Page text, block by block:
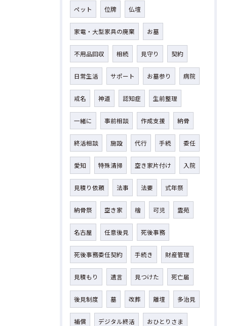
ペット 位牌 仏壇
家電・大型家具の廃棄 お墓
不用品回収 相続 見守り 契約
日常生活 サポート お墓参り 病院
戒名 神道 認知症 生前整理
一緒に 事前相談 作成支援 納骨
終活相談 施設 代行 手続 委任
愛知 特殊清掃 空き家片付け 入院
見積り依頼 法事 法要 式年祭
納骨祭 空き家 檜 可児 霊苑
名古屋 任意後見 死後事務
死後事務委任契約 手続き 財産管理
見積もり 遺言 見つけた 死亡届
後見制度 墓 改葬 離壇 多治見
補償 デジタル終活 おひとりさま